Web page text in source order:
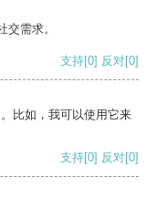
需求。
支持[0] 反对[0]
比如，我可以使用它来
支持[0] 反对[0]